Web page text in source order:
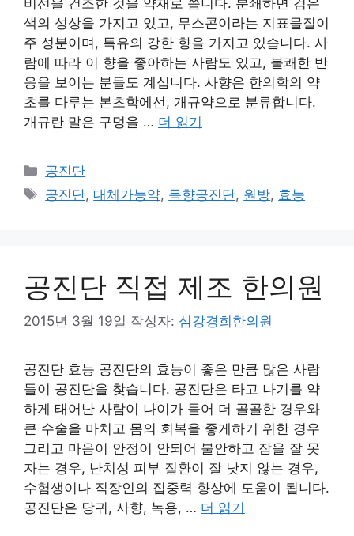
색의 성상을 가지고 있고, 무스콘이라는 지표물질이
주 성분이며, 특유의 강한 향을 가지고 있습니다. 사
람에 따라 이 향을 좋아하는 사람도 있고, 불쾌한 반
응을 보이는 분들도 계십니다. 사향은 한의학의 약
초를 다루는 본초학에선, 개규약으로 분류합니다.
개규란 말은 구멍을 … 더 읽기
카
테
고
공진단
태
공진단,대체가능약, 목향공진단, 원방, 효능
공진단 직접 제조 한의원
2015년 3월 19일 작성자: 심강경희한의원
공진단 효능 공진단의 효능이 좋은 만큼 많은 사람
들이 공진단을 찾습니다. 공진단은 타고 나기를 약
하게 태어난 사람이 나이가 들어 더 골골한 경우와
큰 수술을 마치고 몸의 회복을 좋게하기 위한 경우
그리고 마음이 안정이 안되어 불안하고 잠을 잘 못
자는 경우, 난치성 피부 질환이 잘 낫지 않는 경우,
수험생이나 직장인의 집중력 향상에 도움이 됩니다.
공진단은 당귀, 사향, 녹용, … 더 읽기